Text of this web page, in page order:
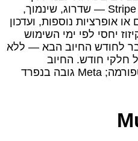
פורטל החיוב המנוהל על‑ידי Stripe — שדרוג, שינמוך,
אופרציות נוספות, ועדכון
יחסי לפי ימי השימוש
לחודש החיוב הבא — ללא
חלקי חודש. החיוב
ב‑Mumble הוא רק על הפלטפורמה; Meta גובה בנפרד